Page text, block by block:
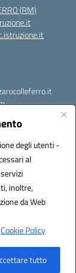
degli utenti -
al
inoltre,
da Web
Cookie Policy
tutto
(RM)
credenziali)